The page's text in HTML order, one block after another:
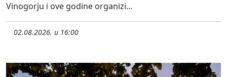
Vinogorju i ove godine organizi...
02.08.2026. u 16:00